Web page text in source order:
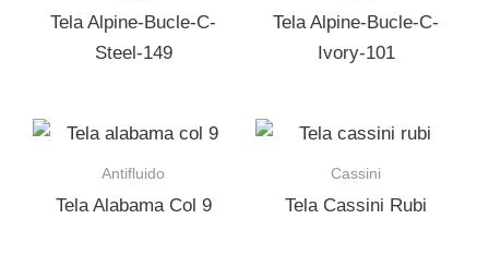
Tela Alpine-Bucle-C-
Steel-149
Tela Alpine-Bucle-C-
Ivory-101
Antifluido
Tela Alabama Col 9
Cassini
Tela Cassini Rubi